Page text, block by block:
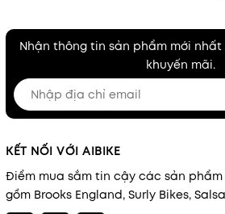
Nhận thông tin sản phẩm mới
khuyến mãi.
KẾT NỐI VỚI AIBIKE
Điểm mua sắm tin cậy các sản
gồm Brooks England, Surly Bikes,